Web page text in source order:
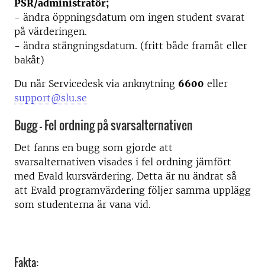
PSR/administratör;
- ändra öppningsdatum om ingen student svarat
på värderingen.
- ändra stängningsdatum. (fritt både framåt eller
bakåt)
Du når Servicedesk via anknytning 6600 eller
support@slu.se
Bugg - Fel ordning på svarsalternativen
Det fanns en bugg som gjorde att
svarsalternativen visades i fel ordning jämfört
med Evald kursvärdering. Detta är nu ändrat så
att Evald programvärdering följer samma upplägg
som studenterna är vana vid.
Fakta: